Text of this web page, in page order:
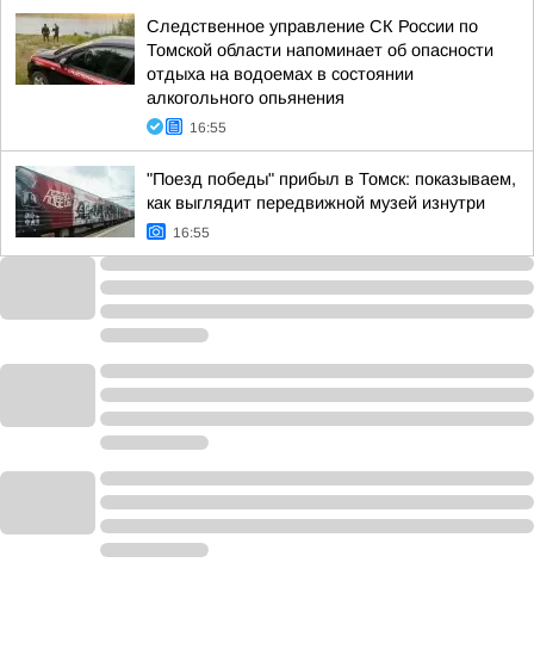
Следственное управление СК России по
Томской области напоминает об опасности
отдыха на водоемах в состоянии
алкогольного опьянения
16:55
"Поезд победы" прибыл в Томск: показываем,
как выглядит передвижной музей изнутри
16:55